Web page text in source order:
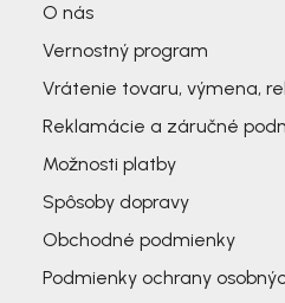
O nás
Vernostný program
Vrátenie tovaru, výmena,
Reklamácie a záručné
Možnosti platby
Spôsoby dopravy
Obchodné podmienky
Podmienky ochrany